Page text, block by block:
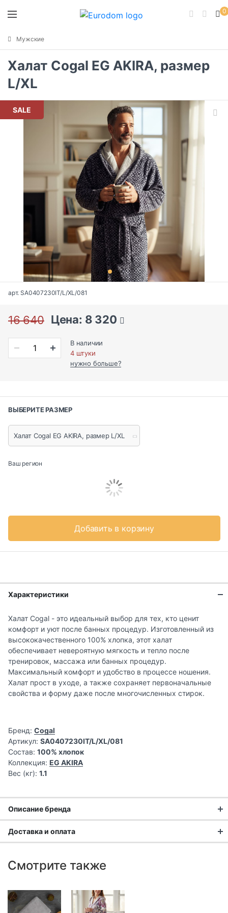
0
Мужские
Халат Cogal EG AKIRA, размер
L/XL
SALE
арт. SA0407230IT/L/XL/081
16 640 Цена: 8 320
В наличии
4 штуки
нужно больше?
ВЫБЕРИТЕ РАЗМЕР
Халат Cogal EG AKIRA, размер L/XL
Ваш регион
Добавить в корзину
Характеристики
Халат Cogal - это идеальный выбор для тех, кто ценит
комфорт и уют после банных процедур. Изготовленный из
высококачественного 100% хлопка, этот халат
обеспечивает невероятную мягкость и тепло после
тренировок, массажа или банных процедур.
Максимальный комфорт и удобство в процессе ношения.
Халат прост в уходе, а также сохраняет первоначальные
свойства и форму даже после многочисленных стирок.
Бренд: Cogal
Артикул: SA0407230IT/L/XL/081
Состав: 100% хлопок
Коллекция: EG AKIRA
Вес (кг): 1.1
Описание бренда
Доставка и оплата
Доставка в Москве и области
двери.
Смотрите также